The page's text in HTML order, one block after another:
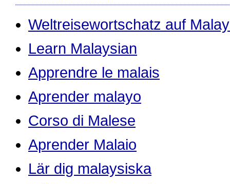
Weltreisewortschatz auf
Learn Malaysian
Apprendre le malais
Aprender malayo
Corso di Malese
Aprender Malaio
Lär dig malaysiska